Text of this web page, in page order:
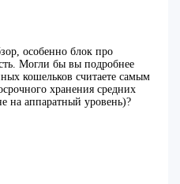
особенно блок про
Могли бы вы подробнее
кошельков считаете самым
хранения средних
на аппаратный уровень)?